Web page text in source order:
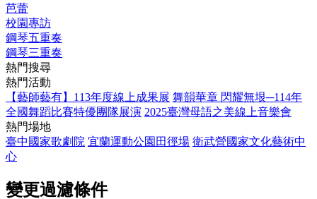
芭蕾
校園專訪
鋼琴五重奏
鋼琴三重奏
熱門搜尋
熱門活動
【藝師藝有】113年度線上成果展 舞韻華章 閃耀無垠─114年
全國舞蹈比賽特優團隊展演 2025臺灣母語之美線上音樂會
熱門場地
臺中國家歌劇院 宜蘭運動公園田徑場 衛武營國家文化藝術中
心
變更過濾條件